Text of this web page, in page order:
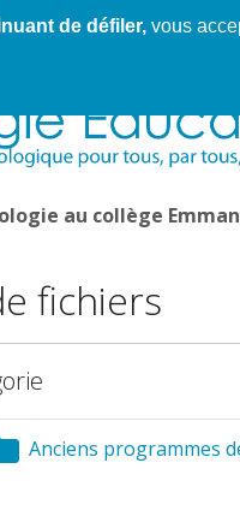
Cahier de
au collège
fichiers
Anciens programmes
de défiler,vous